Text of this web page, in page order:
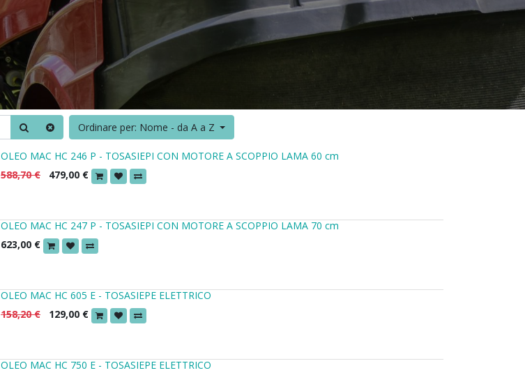
Ordinare per: Nome - da A a Z
OLEO MAC HC 246 P - TOSASIEPI CON MOTORE A SCOPPIO LAMA 60 cm
588,70€ 479,00 €
OLEO MAC HC 247 P - TOSASIEPI CON MOTORE A SCOPPIO LAMA 70 cm
623,00 €
OLEO MAC HC 605 E - TOSASIEPE ELETTRICO
158,20€ 129,00 €
OLEO MAC HC 750 E - TOSASIEPE ELETTRICO